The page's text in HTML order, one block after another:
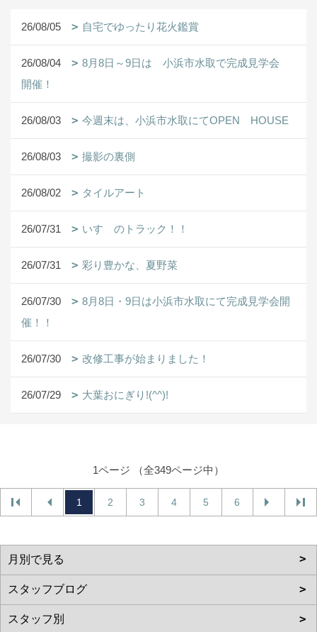
26/08/05 自宅でゆったり花火鑑賞
26/08/04
8月8日～9日は 小浜市水取で完成見学会
開催！
26/08/03 今週末は、小浜市水取にてOPEN HOUSE
26/08/03 撮影の裏側
26/08/02 タイルアート
26/07/31 いすゞのトラック！！
26/07/31 彩り豊かな、夏野菜
26/07/30
8月8日・9日は小浜市水取にて完成見学会開
催！！
26/07/30 改修工事が始まりました！
26/07/29 大葉おにぎり!(^^)!
1ページ （全349ページ中）
1 2 3 4 5 6